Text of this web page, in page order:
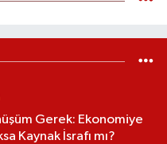
Gerek: Ekonomiye
Kaynak İsrafı mı?